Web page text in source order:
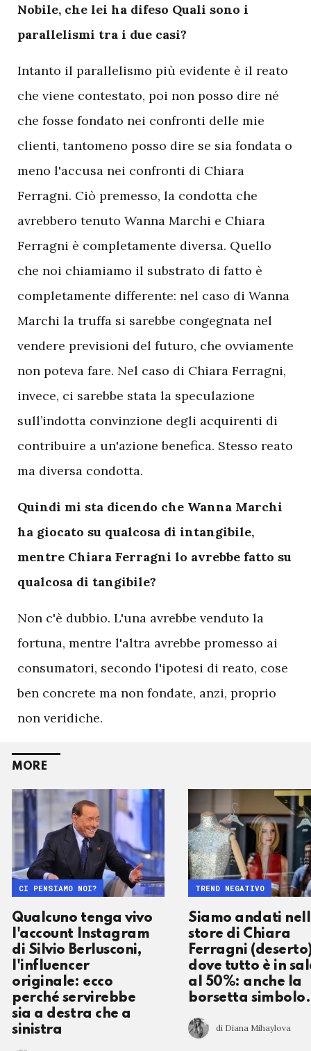
Nobile, che lei ha difeso Quali sono i
parallelismi tra i due casi?
Intanto il parallelismo più evidente è il reato
che viene contestato, poi non posso dire né
che fosse fondato nei confronti delle mie
clienti, tantomeno posso dire se sia fondata o
meno l'accusa nei confronti di Chiara
Ferragni. Ciò premesso, la condotta che
avrebbero tenuto Wanna Marchi e Chiara
Ferragni è completamente diversa. Quello
che noi chiamiamo il substrato di fatto è
completamente differente: nel caso di Wanna
Marchi la truffa si sarebbe congegnata nel
vendere previsioni del futuro, che ovviamente
non poteva fare. Nel caso di Chiara Ferragni,
invece, ci sarebbe stata la speculazione
sull’indotta convinzione degli acquirenti di
contribuire a un'azione benefica. Stesso reato
ma diversa condotta.
Quindi mi sta dicendo che Wanna Marchi
ha giocato su qualcosa di intangibile,
mentre Chiara Ferragni lo avrebbe fatto su
qualcosa di tangibile?
Non c'è dubbio. L'una avrebbe venduto la
fortuna, mentre l'altra avrebbe promesso ai
consumatori, secondo l'ipotesi di reato, cose
ben concrete ma non fondate, anzi, proprio
non veridiche.
MORE
Qualcuno tenga vivo
l'account Instagram
di Silvio Berlusconi,
l'influencer
originale: ecco
perché servirebbe
sia a destra che a
sinistra
CI PENSIAMO NOI?
Siamo andati
store di Chiara
Ferragni
dove tutto è in
al 50%: anche la
borsetta
di Diana Mihaylova
TREND NEGATIVO